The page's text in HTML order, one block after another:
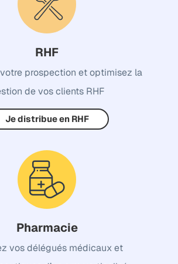
RHF
prospection et optimisez la
de vos clients RHF
Je distribue en RHF
Pharmacie
vos délégués médicaux et